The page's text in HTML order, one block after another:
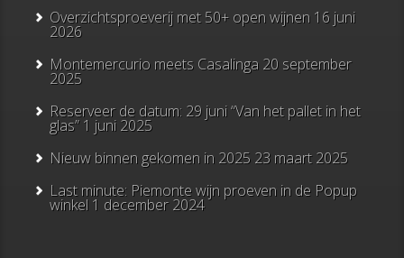
Overzichtsproeverij met 50+ open wijnen 16 juni
2026
Montemercurio meets Casalinga 20 september
2025
Reserveer de datum: 29 juni “Van het pallet in het
glas” 1 juni 2025
Nieuw binnen gekomen in 2025 23 maart 2025
Last minute: Piemonte wijn proeven in de Popup
winkel 1 december 2024